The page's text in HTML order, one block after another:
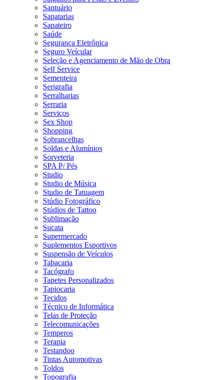
Santuário
Sapatarias
Sapateiro
Saúde
Segurança Eletrônica
Seguro Veícular
Seleção e Agenciamento de Mão de Obra
Self Service
Sementeira
Serigrafia
Serralharias
Serraria
Serviços
Sex Shop
Shopping
Sobrancelhas
Soldas e Alumínios
Sorveteria
SPA P/ Pés
Studio
Studio de Música
Studio de Tatuagem
Stúdio Fotográfico
Stúdios de Tattoo
Sublimação
Sucata
Supermercado
Suplementos Esportivos
Suspensão de Veículos
Tabacaria
Tacógrafo
Tapetes Personalizados
Tapiocaria
Tecidos
Técnico de Informática
Telas de Proteção
Telecomunicações
Temperos
Terapia
Testandoo
Tintas Automotivas
Toldos
Topografia